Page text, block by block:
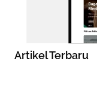
Artikel Terbaru